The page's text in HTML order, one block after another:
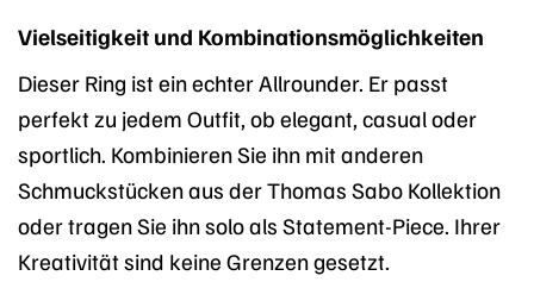
Vielseitigkeit und Kombinationsmöglichkeiten
Dieser Ring ist ein echter Allrounder. Er passt
perfekt zu jedem Outfit, ob elegant, casual oder
sportlich. Kombinieren Sie ihn mit anderen
Schmuckstücken aus der Thomas Sabo Kollektion
oder tragen Sie ihn solo als Statement-Piece. Ihrer
Kreativität sind keine Grenzen gesetzt.